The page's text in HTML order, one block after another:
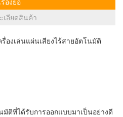
รื่องย่อ
เอียดสินค้า
รื่องเล่นแผ่นเสียงไร้สายอัตโนมัติ
มัติที่ได้รับการออกแบบมาเป็นอย่างดี